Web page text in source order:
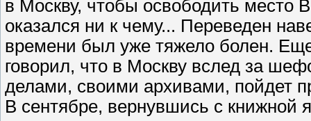
в Москву, чтобы освободить место
оказался ни к чему... Переведен
времени был уже тяжело болен.
говорил, что в Москву вслед за
делами, своими архивами, пойдет
В сентябре, вернувшись с книжной